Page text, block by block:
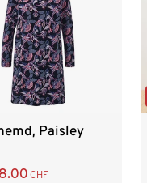
Paisley
8.00 CHF